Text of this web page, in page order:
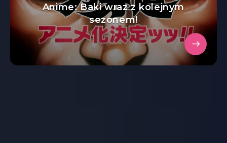
Anime: Baki wraz z kolejnym
sezonem!